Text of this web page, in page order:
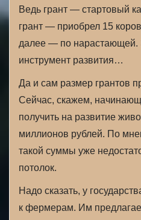
Ведь грант — стартовый
грант — приобрел 15
далее — по
инструмент развития…
Да и сам размер грантов
Сейчас, скажем,
получить на развитие
миллионов рублей. По
такой суммы уже
потолок.
Надо сказать, у
к фермерам. Им